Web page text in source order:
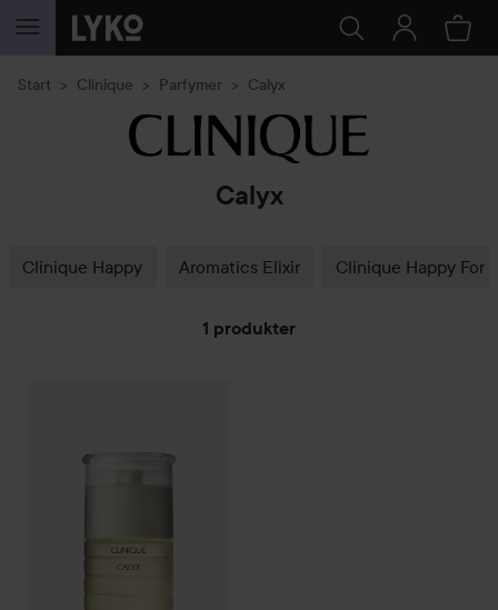
GÅ TIL INNHOLD
Start Clinique Parfymer Calyx
Calyx
Clinique Happy Aromatics Elixir Clinique Happy For
1 produkter